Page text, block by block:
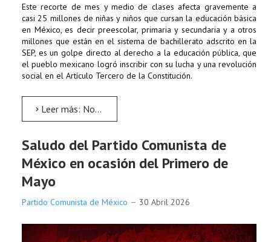
Este recorte de mes y medio de clases afecta gravemente a
casi 25 millones de niñas y niños que cursan la educación básica
en México, es decir preescolar, primaria y secundaria y a otros
millones que están en el sistema de bachillerato adscrito en la
SEP, es un golpe directo al derecho a la educación pública, que
el pueblo mexicano logró inscribir con su lucha y una revolución
social en el Artículo Tercero de la Constitución.
Leer más: No al recorte de clases
Saludo del Partido Comunista de
México en ocasión del Primero de
Mayo
Partido Comunista de México 30 Abril 2026